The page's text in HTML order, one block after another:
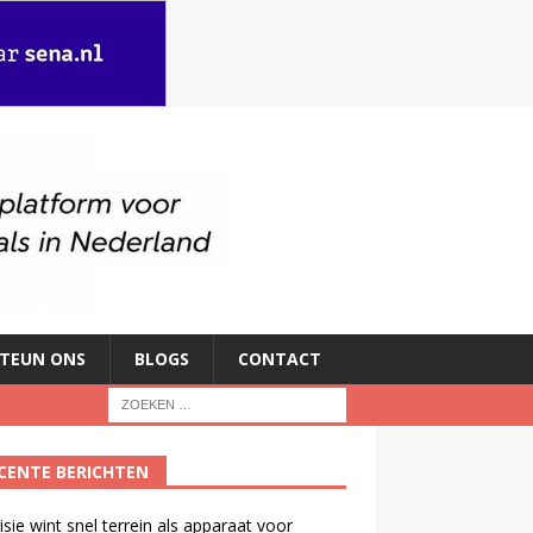
ONS BLOGS CONTACT
BERICHTEN
wint snel terrein als apparaat voor